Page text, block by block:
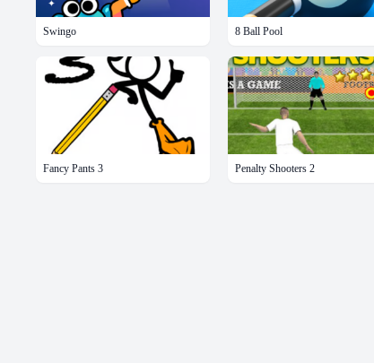
Swingo 8 Ball Pool
Fancy Pants 3 Penalty Shooters 2